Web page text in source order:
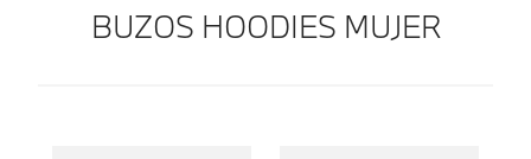
BUZOS HOODIES MUJER